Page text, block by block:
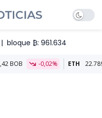
| bloque ₿: 961.634
-0,02% ETH 22.789,41 BOB